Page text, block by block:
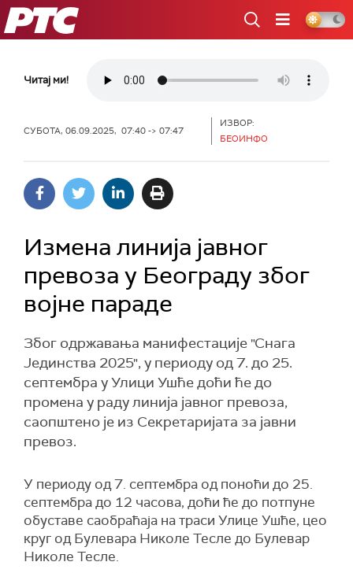
РТС
Читај ми!
СУБОТА, 06.09.2025, 07:40 -> 07:47
ИЗВОР:
БЕОИНФО
Измена линија јавног
превоза у Београду због
војне параде
Због одржавања манифестације "Снага
Јединства 2025", у периоду од 7. до 25.
септембра у Улици Ушће доћи ће до
промена у раду линија јавног превоза,
саопштено је из Секретаријата за јавни
превоз.
У периоду од 7. септембра од поноћи до 25.
септембра до 12 часова, доћи ће до потпуне
обуставе саобраћаја на траси Улице Ушће, цео
круг од Булевара Николе Тесле до Булевар
Николе Тесле.